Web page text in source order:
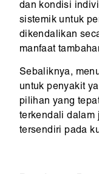
dan kondisi
sistemik untuk
dikendalikan
manfaat
Sebaliknya,
untuk penyakit
pilihan yang
terkendali dalam
tersendiri pada